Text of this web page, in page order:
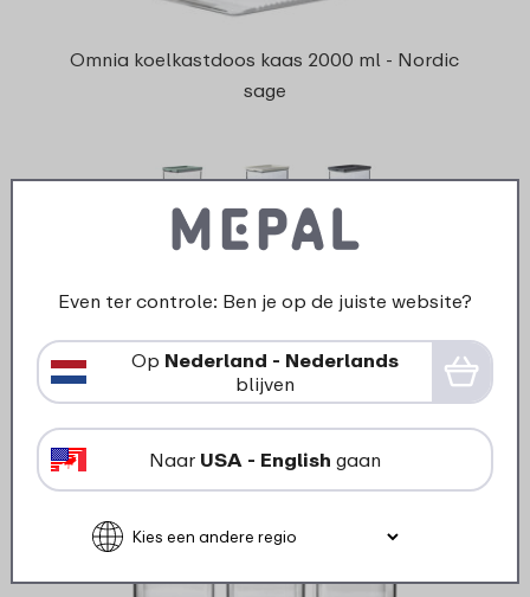
Omnia koelkastdoos kaas 2000 ml - Nordic
sage
3 kleuren
1299
Bekijk Bestel
Even ter controle: Ben je op de juiste website?
Op Nederland - Nederlands
blijven
Naar USA - English gaan